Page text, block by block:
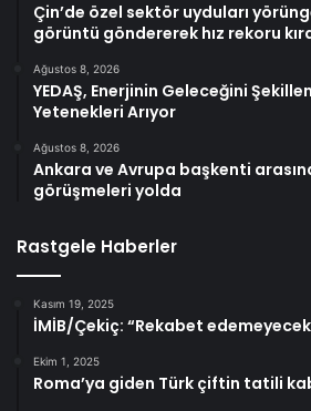
Çin’de özel sektör uyduları
görüntü göndererek hız rekoru
Ağustos 8, 2026
YEDAŞ, Enerjinin Geleceğini
Yetenekleri Arıyor
Ağustos 8, 2026
Ankara ve Avrupa başkenti
görüşmeleri yolda
Rastgele Haberler
Kasım 19, 2025
İMİB/Çekiç: “Rekabet
Ekim 1, 2025
Roma’ya giden Türk çiftin tatili